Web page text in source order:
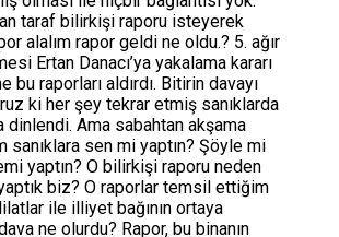
taraf bilirkişi raporu isteyerek
alalım rapor geldi ne oldu.? 5. ağır
Ertan Danacı’ya yakalama kararı
bu raporları aldırdı. Bitirin davayı
ki her şey tekrar etmiş sanıklarda
dinlendi. Ama sabahtan akşama
sen mi yaptın? Şöyle mi
yaptın? O bilirkişi raporu neden
yaptık biz? O raporlar temsil ettiğim
ile illiyet bağının ortaya
ne olurdu? Rapor, bu binanın